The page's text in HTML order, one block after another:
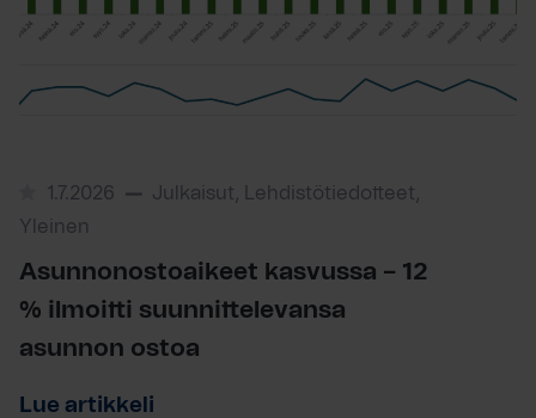
1.7.2026
Julkaisut, Lehdistötiedotteet,
Yleinen
Asunnonostoaikeet kasvussa – 12
% ilmoitti suunnittelevansa
asunnon ostoa
Lue artikkeli